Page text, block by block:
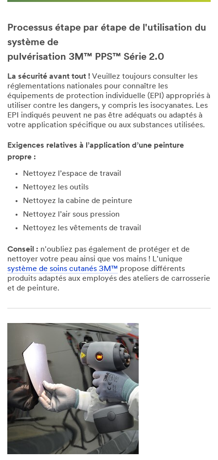
Processus étape par étape de l'utilisation du
système de
pulvérisation 3M™ PPS™ Série 2.0
La sécurité avant tout ! Veuillez toujours consulter les
réglementations nationales pour connaître les
équipements de protection individuelle (EPI) appropriés à
utiliser contre les dangers, y compris les isocyanates. Les
EPI indiqués peuvent ne pas être adéquats ou adaptés à
votre application spécifique ou aux substances utilisées.
Exigences relatives à l’application d’une peinture
propre :
Nettoyez l’espace de travail
Nettoyez les outils
Nettoyez la cabine de peinture
Nettoyez l’air sous pression
Nettoyez les vêtements de travail
Conseil : n'oubliez pas également de protéger et de
nettoyer votre peau ainsi que vos mains ! L'unique
système de soins cutanés 3M™ propose différents
produits adaptés aux employés des ateliers de carrosserie
et de peinture.